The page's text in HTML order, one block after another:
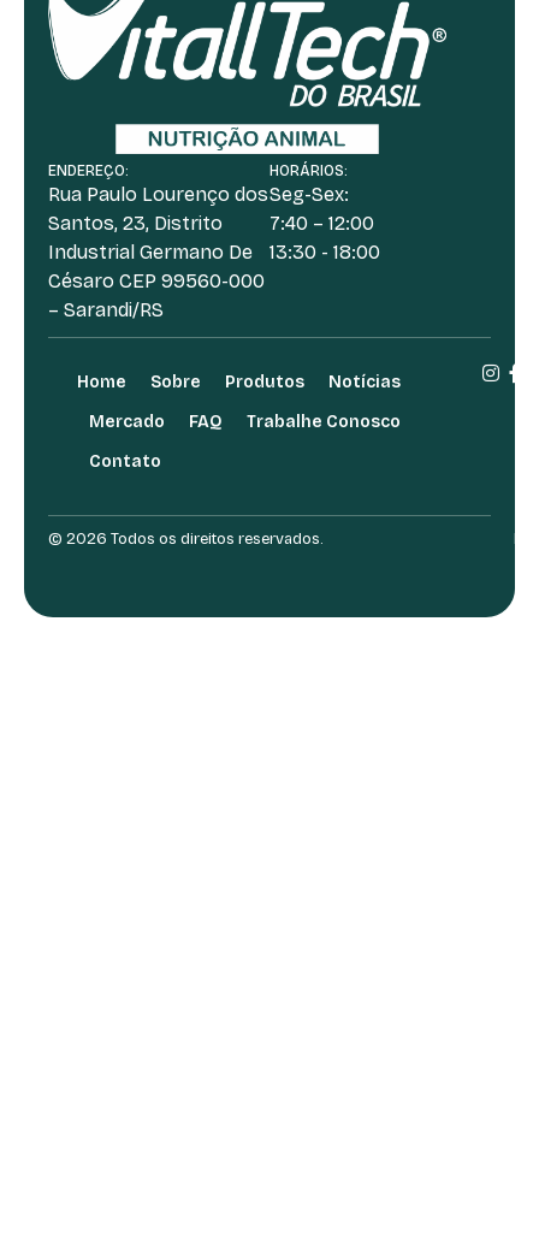
ENDEREÇO:
Rua Paulo Lourenço dos
Santos, 23, Distrito
Industrial Germano De
Césaro CEP 99560-000
– Sarandi/RS
HORÁRIOS:
Seg-Sex:
7:40 – 12:00
13:30 - 18:00
Home Sobre Produtos
Notícias
Mercado
FAQ
Trabalhe Conosco
Contato
© 2026 Todos os direitos reservados.